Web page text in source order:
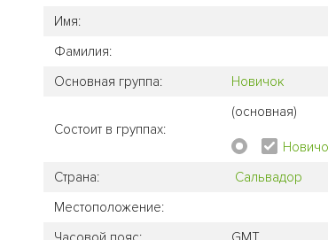
Имя:
Фамилия:
Основная группа:
Новичок
Состоит в группах:
(основная)
Страна:
Сальвадор
Местоположение: